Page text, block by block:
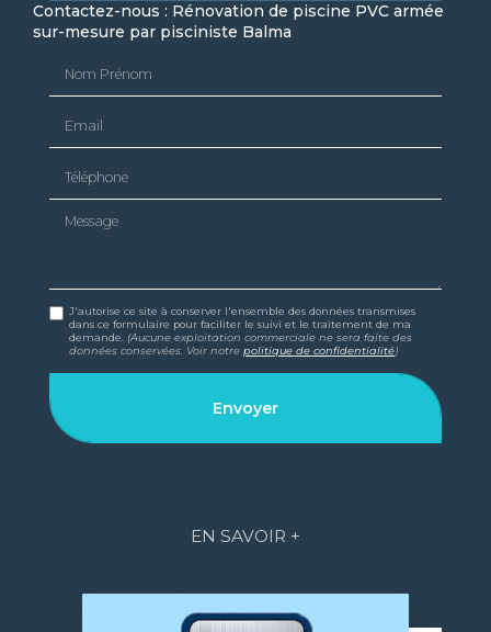
Contactez-nous : Rénovation de piscine PVC armée
sur-mesure par pisciniste Balma
Message
J'autorise ce site à conserver l'ensemble des données transmises
dans ce formulaire pour faciliter le suivi et le traitement de ma
demande. (Aucune exploitation commerciale ne sera faite des
données conservées. Voir notrepolitique de confidentialité)
EN SAVOIR +